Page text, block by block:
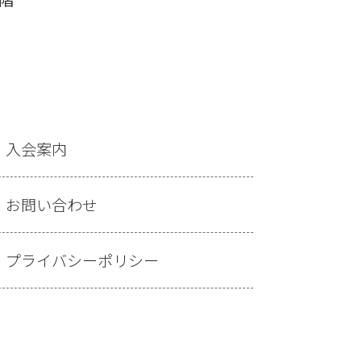
入会案内
お問い合わせ
プライバシーポリシー